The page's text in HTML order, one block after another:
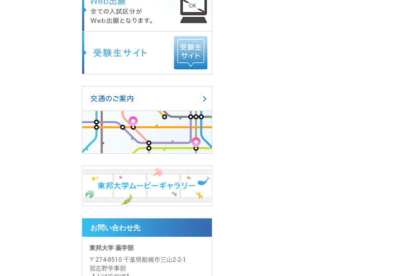
お問い合わせ先
東邦大学 薬学部
〒274-8510 千葉県船橋市三山2-2-1
習志野学事部